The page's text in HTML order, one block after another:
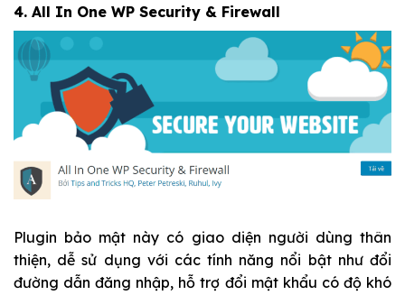
4. All In One WP Security & Firewall
Plugin bảo mật này có giao diện người dùng thân
thiện, dễ sử dụng với các tính năng nổi bật như đổi
đường dẫn đăng nhập, hỗ trợ đổi mật khẩu có độ khó